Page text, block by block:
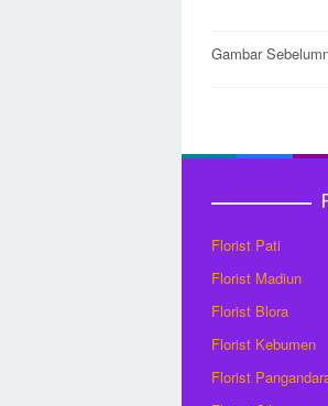
Post
Gambar
Florist Pati
Florist Madiun
Florist Blora
Florist Kebumen
Florist